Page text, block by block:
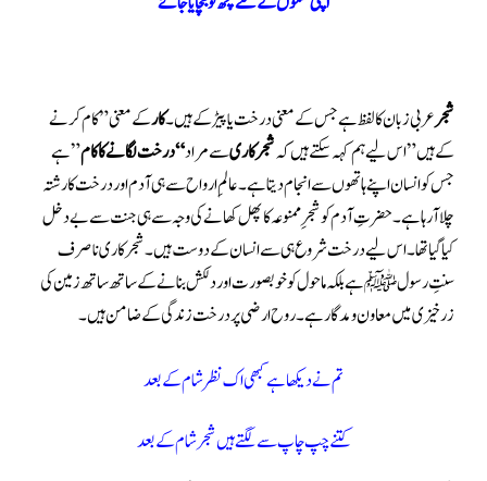
شجرعربی زبان کا لفظ ہے جس کے معنی درخت یا پیڑ کے ہیں ۔کارکے معنی” کام کرنے
کے ہیں” اس لیے ہم کہہ سکتے ہیں کہشجرکاریسے مراد“درخت لگانے کا کام” ہے
جس کو انسان اپنے ہاتھوں سے انجام دیتا ہے ۔عالم ِ ارواح سے ہی آدم اور درخت کا رشتہ
چلا آ رہا ہے ۔حضرتِ آدم کو شجرِ ممنوعہ کا پھل کھانے کی وجہ سے ہی جنت سے بے دخل
کیا گیا تھا ۔اس لیے درخت شروع ہی سے انسان کے دوست ہیں ۔ شجر کاری نا صرف
سنتِ رسول ﷺہے بلکہ ما حول کو خوبصورت اور دلکش بنانے کے ساتھ ساتھ زمین کی
زرخیزی میں معاون و مدگار ہے ۔روح ارضی پر درخت زندگی کے ضامن ہیں۔
تم نے دیکھا ہے کبھی اک نظر شام کے بعد
کتنے چپ چاپ سے لگتے ہیں شجر شام کے بعد